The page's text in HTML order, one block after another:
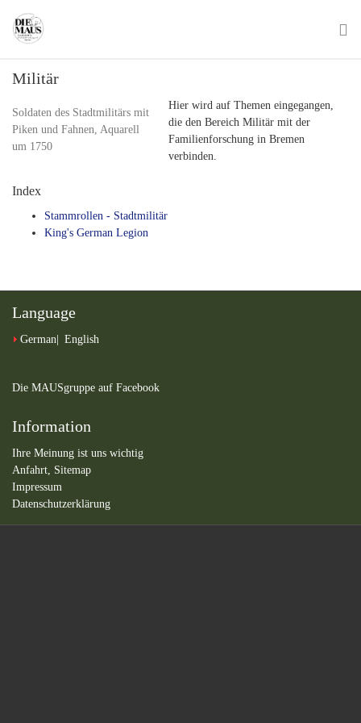
main
Militär
Soldaten des Stadtmilitärs mit
Piken und Fahnen, Aquarell
um 1750
Hier wird auf Themen eingegangen,
die den Bereich Militär mit der
Familienforschung in Bremen
verbinden.
Index
Stammrollen - Stadtmilitär
King's German Legion
Language
German English
Die MAUSgruppe auf Facebook
Information
Ihre Meinung ist uns wichtig
Anfahrt, Sitemap
Impressum
Datenschutzerklärung